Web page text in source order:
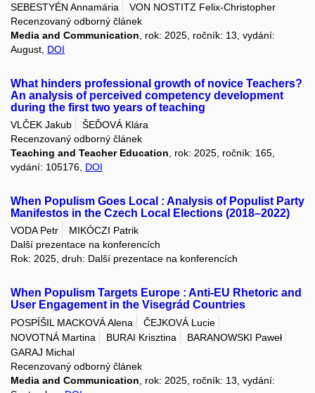
SEBESTYÉN Annamária
VON NOSTITZ Felix-Christopher
Recenzovaný odborný článek
Media and Communication , rok: 2025, ročník: 13, vydání:
August, DOI
What hinders professional growth of novice Teachers?
An analysis of perceived competency development
during the first two years of teaching
VLČEK Jakub
ŠEĎOVÁ Klára
Recenzovaný odborný článek
Teaching and Teacher Education , rok: 2025, ročník: 165,
vydání: 105176, DOI
When Populism Goes Local : Analysis of Populist Party
Manifestos in the Czech Local Elections (2018–2022)
VODA Petr
MIKÓCZI Patrik
Další prezentace na konferencích
Rok: 2025, druh: Další prezentace na konferencích
When Populism Targets Europe : Anti-EU Rhetoric and
User Engagement in the Visegrád Countries
POSPÍŠIL MACKOVÁ Alena
ČEJKOVÁ Lucie
NOVOTNÁ Martina
BURAI Krisztina
BARANOWSKI Paweł
GARAJ Michal
Recenzovaný odborný článek
Media and Communication, rok: 2025, ročník: 13, vydání: